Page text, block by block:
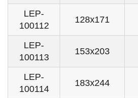
LEP-
100112
128x171
LEP-
100113
153x203
LEP-
100114
183x244